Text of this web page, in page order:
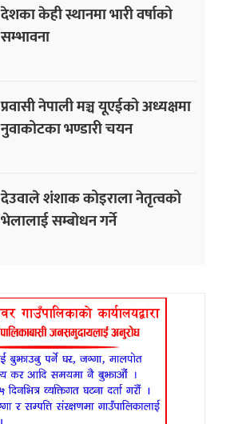
देशका केही स्थानमा भारी वर्षाको
सम्भावना
प्रवासी नेपाली मञ्च यूएईको अध्यक्षमा
नुवाकोटका भण्डारी चयन
देउवाले शंशाक कोइराला नेतृत्वको
भेलालाई सम्बोधन गर्ने